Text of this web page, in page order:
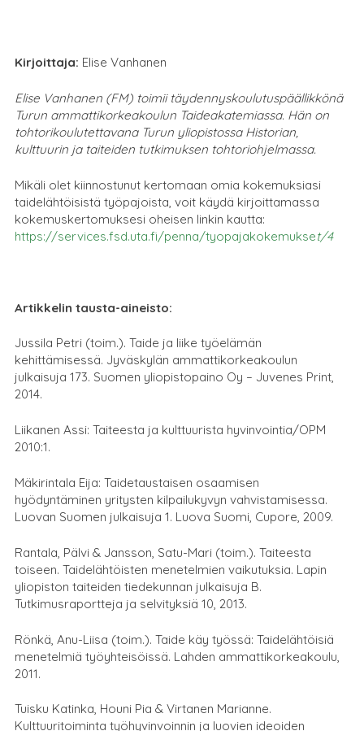
Kirjoittaja: Elise Vanhanen
Elise Vanhanen (FM) toimii täydennyskoulutuspäällikkönä
Turun ammattikorkeakoulun Taideakatemiassa. Hän on
tohtorikoulutettavana Turun yliopistossa Historian,
kulttuurin ja taiteiden tutkimuksen tohtoriohjelmassa.
Mikäli olet kiinnostunut kertomaan omia kokemuksiasi
taidelähtöisistä työpajoista, voit käydä kirjoittamassa
kokemuskertomuksesi oheisen linkin kautta:
https://services.fsd.uta.fi/penna/tyopajakokemukset/4
Artikkelin tausta-aineisto:
Jussila Petri (toim.). Taide ja liike työelämän
kehittämisessä. Jyväskylän ammattikorkeakoulun
julkaisuja 173. Suomen yliopistopaino Oy – Juvenes Print,
2014.
Liikanen Assi: Taiteesta ja kulttuurista hyvinvointia/OPM
2010:1.
Mäkirintala Eija: Taidetaustaisen osaamisen
hyödyntäminen yritysten kilpailukyvyn vahvistamisessa.
Luovan Suomen julkaisuja 1. Luova Suomi, Cupore, 2009.
Rantala, Pälvi & Jansson, Satu-Mari (toim.). Taiteesta
toiseen. Taidelähtöisten menetelmien vaikutuksia. Lapin
yliopiston taiteiden tiedekunnan julkaisuja B.
Tutkimusraportteja ja selvityksiä 10, 2013.
Rönkä, Anu-Liisa (toim.). Taide käy työssä: Taidelähtöisiä
menetelmiä työyhteisöissä. Lahden ammattikorkeakoulu,
2011.
Tuisku Katinka, Houni Pia & Virtanen Marianne.
Kulttuuritoiminta työhyvinvoinnin ja luovien ideoiden